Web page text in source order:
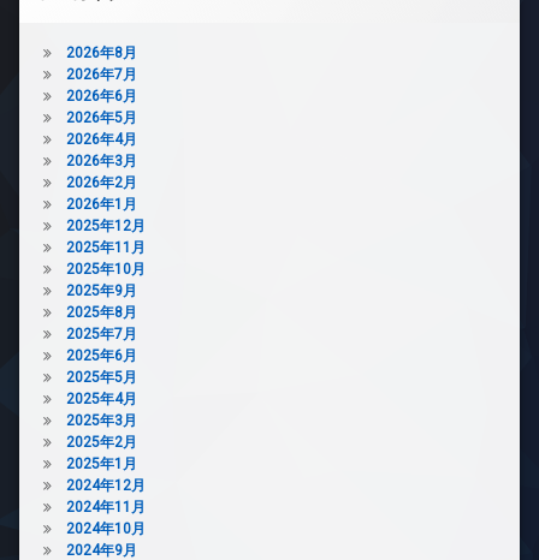
敷
地
内
ゴ
ミ
置
き
場
防
犯
カ
メ
ラ
駐
車
場
駐
輪
場
イ
ナ
ー
ズ
ペ
ッ
ト
可
宅
配
ボ
ッ
ク
ス
敷
地
内
ゴ
ミ
置
き
場
2026年8月
2026年7月
2026年6月
2026年5月
2026年4月
2026年3月
2026年2月
2026年1月
2025年12月
2025年11月
2025年10月
2025年9月
2025年8月
2025年7月
2025年6月
2025年5月
2025年4月
2025年3月
2025年2月
2025年1月
2024年12月
2024年11月
2024年10月
2024年9月